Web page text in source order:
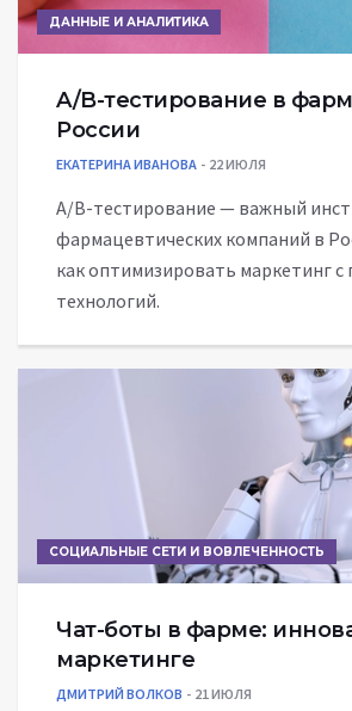
ДАННЫЕ И АНАЛИТИКА
A/B-тестирование в
России
ЕКАТЕРИНА ИВАНОВА 22 ИЮЛЯ
A/B-тестирование — важный
фармацевтических компаний в
как оптимизировать маркетинг
технологий.
СОЦИАЛЬНЫЕ СЕТИ И ВОВЛЕЧЕННОСТЬ
Чат-боты в фарме:
маркетинге
ДМИТРИЙ ВОЛКОВ 21 ИЮЛЯ